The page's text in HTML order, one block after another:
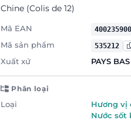
Chine (Colis de 12)
Mã EAN
Mã sản phẩm 535212
Xuất xứ PAYS BAS
Phân loại
Loại Hương vị
Nước sốt